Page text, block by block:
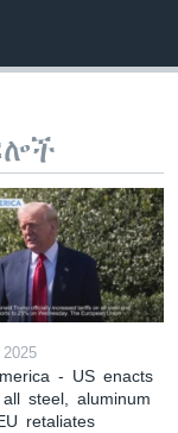
- US enacts
steel, aluminum
retaliates